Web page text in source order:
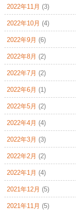
2022年11月 (3)
2022年10月 (4)
2022年9月 (6)
2022年8月 (2)
2022年7月 (2)
2022年6月 (1)
2022年5月 (2)
2022年4月 (4)
2022年3月 (3)
2022年2月 (2)
2022年1月 (4)
2021年12月 (5)
2021年11月 (5)